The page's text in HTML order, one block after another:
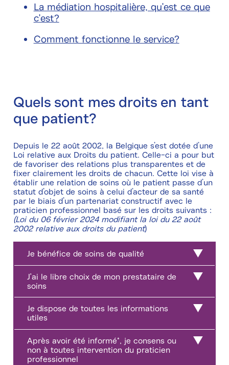
La médiation hospitalière, qu'est ce que
c'est?
Comment fonctionne le service?
Quels sont mes droits en tant
que patient?
Depuis le 22 août 2002, la Belgique s’est dotée d’une
Loi relative aux Droits du patient. Celle-ci a pour but
de favoriser des relations plus transparentes et de
fixer clairement les droits de chacun. Cette loi vise à
établir une relation de soins où le patient passe d’un
statut d’objet de soins à celui d’acteur de sa santé
par le biais d’un partenariat constructif avec le
praticien professionnel basé sur les droits suivants :
(Loi du 06 février 2024 modifiant la loi du 22 août
2002 relative aux droits du patient)
Je bénéfice de soins de qualité
J'ai le libre choix de mon prestataire de
soins
Je dispose de toutes les informations
utiles
Après avoir été informé*, je consens ou
non à toutes intervention du praticien
professionnel